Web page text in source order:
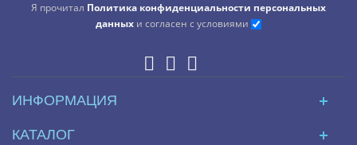
Я прочитал Политика конфиденциальности персональных
данных и согласен с условиями
ИНФОРМАЦИЯ
КАТАЛОГ